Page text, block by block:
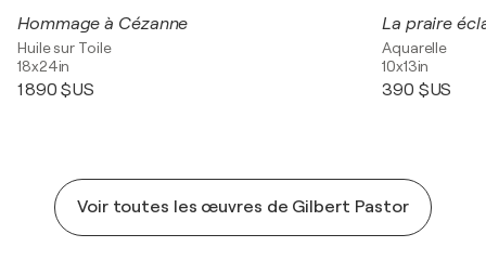
Hommage à Cézanne
Huile sur Toile
18x24in
1 890 $US
Aquarelle
10x13in
390 $US
Voir toutes les œuvres de Gilbert Pastor